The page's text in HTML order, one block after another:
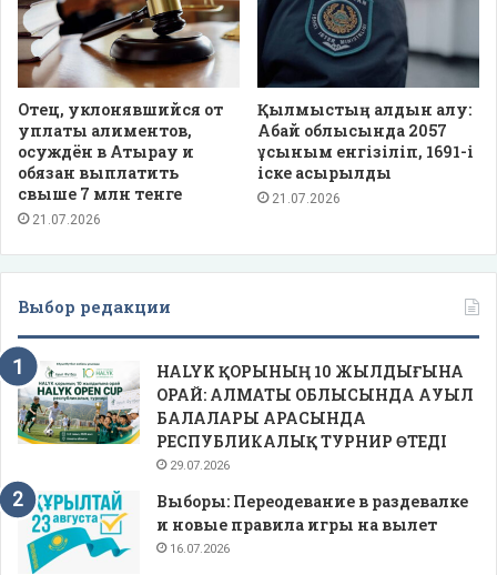
Отец, уклонявшийся от
уплаты алиментов,
осуждён в Атырау и
обязан выплатить
свыше 7 млн тенге
21.07.2026
Қылмыстың алдын алу:
Абай облысында 2057
ұсыным енгізіліп, 1691-і
іске асырылды
21.07.2026
Выбор редакции
HALYK ҚОРЫНЫҢ 10 ЖЫЛДЫҒЫНА
ОРАЙ: АЛМАТЫ ОБЛЫСЫНДА АУЫЛ
БАЛАЛАРЫ АРАСЫНДА
РЕСПУБЛИКАЛЫҚ ТУРНИР ӨТЕДІ
29.07.2026
Выборы: Переодевание в раздевалке
и новые правила игры на вылет
16.07.2026